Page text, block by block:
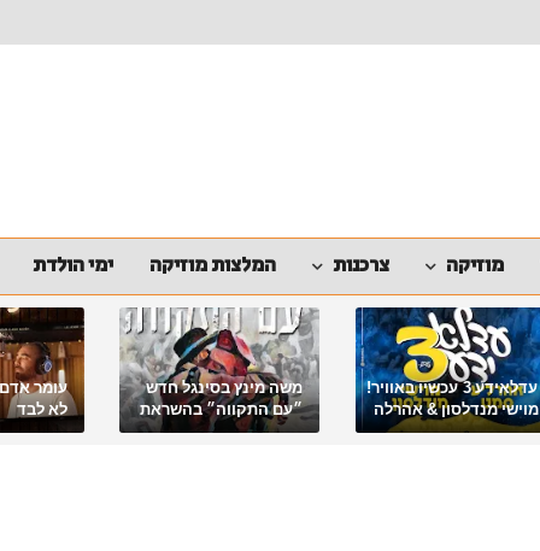
מוזיקה צרכנות המלצות מוזיקה ימי הולדת
עדלאידע 3 עכשיו באוויר!
מוישי מנדלסון & אהרלה
סאמעט באלבום פורימי
משה מינץ בסינגל חדש
״עם התקווה״ בהשראת
ארגון "ביחד ננצח"
עומר
לא לבד